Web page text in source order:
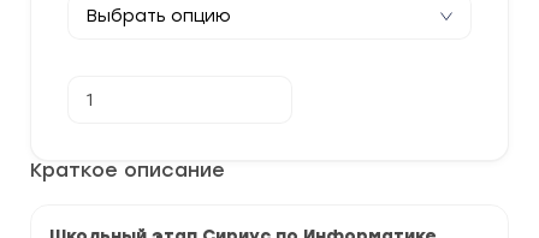
Краткое описание
товара
этап
“Сириус”